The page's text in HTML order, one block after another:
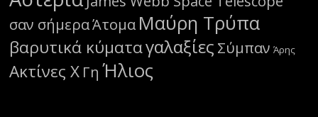
σαν σήμεραΆτομα Μαύρη Τρύπα
βαρυτικά κύματαγαλαξίες Σύμπαν Άρης
Ακτίνες Χ Γη Ήλιος